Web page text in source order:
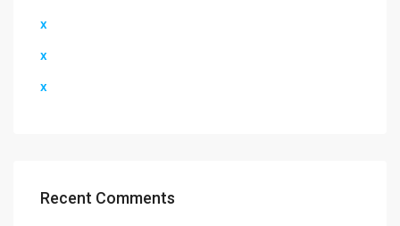
x
x
x
Recent Comments